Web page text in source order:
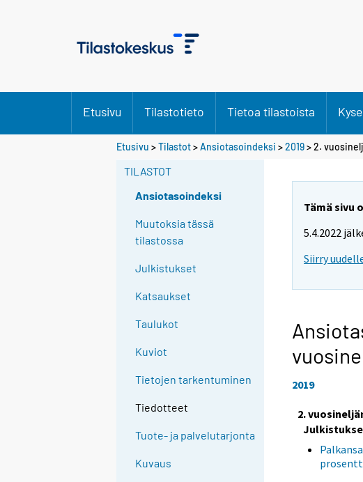
Etusivu Tilastotieto Tietoa tilastoista
Etusivu >Tilastot>Ansiotasoindeksi >2019>2.
TILASTOT
Ansiotasoindeksi
Muutoksia tässä
tilastossa
Julkistukset
Katsaukset
Taulukot
Kuviot
Tietojen tarkentuminen
Tiedotteet
Tuote- ja palvelutarjonta
Kuvaus
Tämä sivu
5.4.2022
Siirry
2019
2.